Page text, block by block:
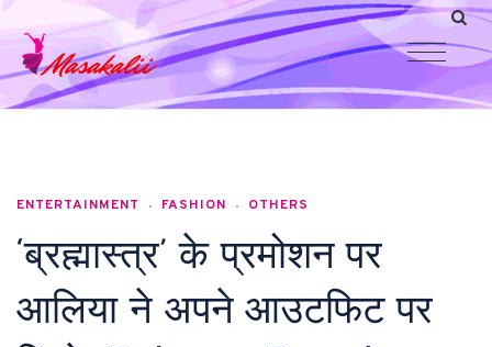
ENTERTAINMENT FASHION OTHERS
‘ब्रह्मास्त्र’ के प्रमोशन पर
आलिया ने अपने आउटफिट पर